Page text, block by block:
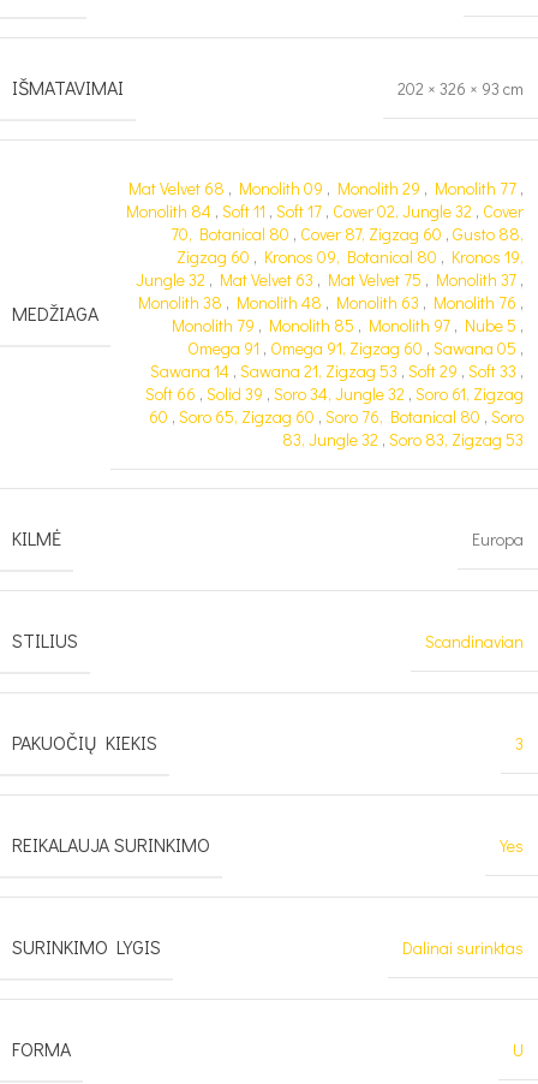
IŠMATAVIMAI 202 × 326 × 93 cm
MEDŽIAGA
Mat Velvet 68 , Monolith 09 , Monolith 29 , Monolith 77 ,
Monolith 84 , Soft 11 , Soft 17 , Cover 02, Jungle 32 , Cover
70, Botanical 80 , Cover 87, Zigzag 60 , Gusto 88,
Zigzag 60 , Kronos 09, Botanical 80 , Kronos 19,
Jungle 32 , Mat Velvet 63 , Mat Velvet 75 , Monolith 37 ,
Monolith 38 , Monolith 48 , Monolith 63 , Monolith 76 ,
Monolith 79 , Monolith 85 , Monolith 97 , Nube 5 ,
Omega 91 , Omega 91, Zigzag 60 , Sawana 05 ,
Sawana 14 , Sawana 21, Zigzag 53 , Soft 29 , Soft 33 ,
Soft 66 , Solid 39 , Soro 34, Jungle 32 , Soro 61, Zigzag
60 , Soro 65, Zigzag 60 , Soro 76, Botanical 80 , Soro
83, Jungle 32 , Soro 83, Zigzag 53
KILMĖ Europa
STILIUS Scandinavian
PAKUOČIŲ KIEKIS 3
REIKALAUJA SURINKIMO Yes
SURINKIMO LYGIS Dalinai surinktas
FORMA U